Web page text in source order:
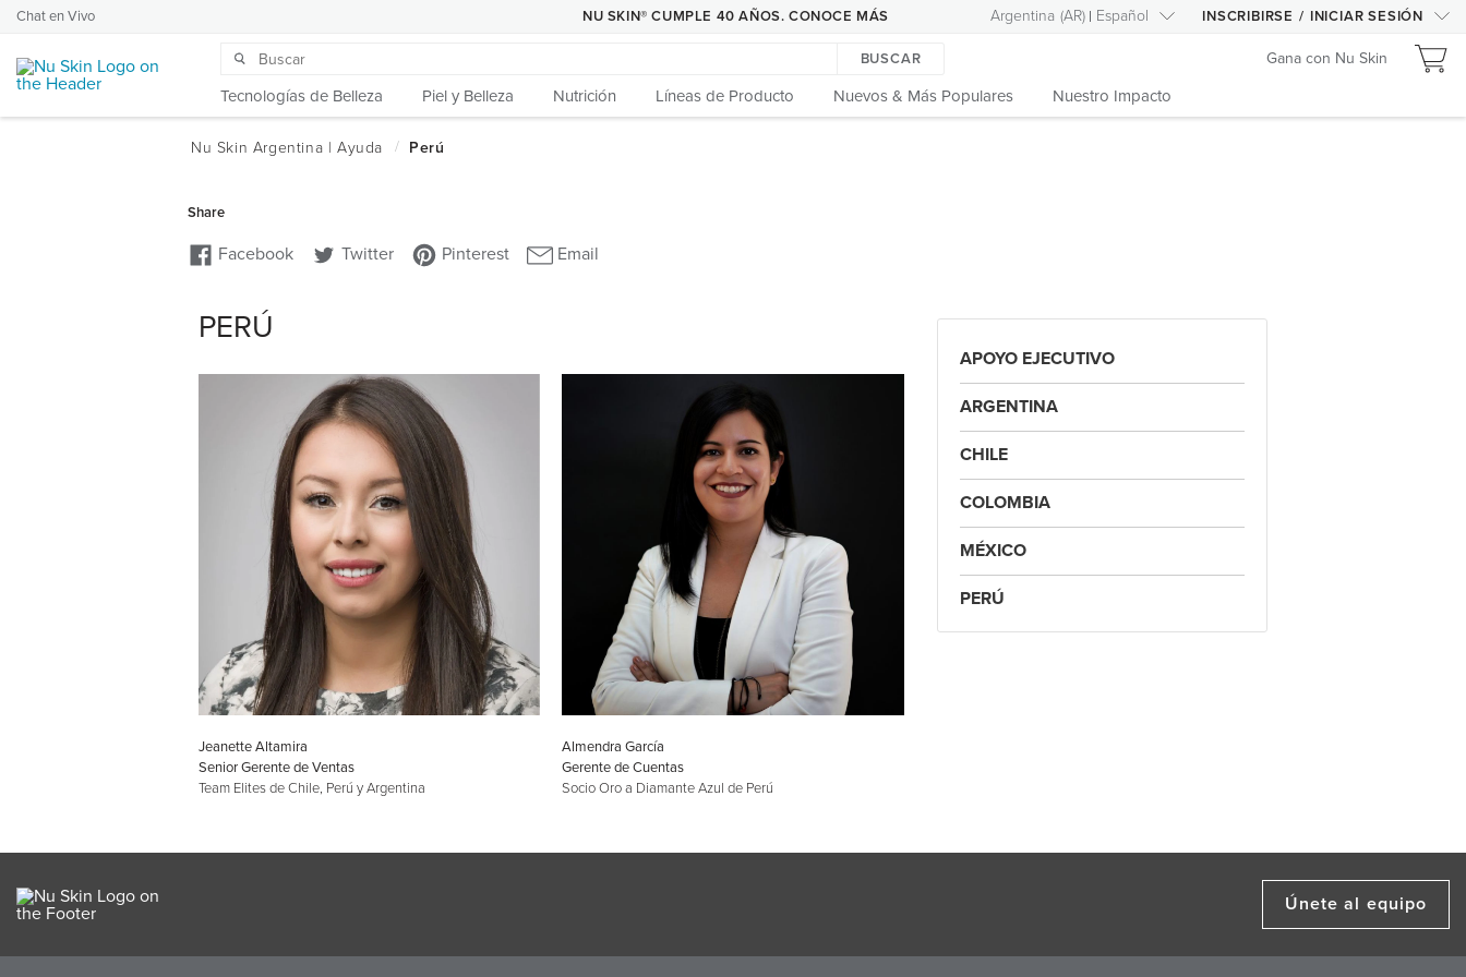
Chat en Vivo NU SKIN® CUMPLE 40 AÑOS. CONOCE MÁS Argentina (AR) Español INSCRIBIRSE / INICIAR SESIÓN
BUSCAR
Tecnologías de Belleza Piel y Belleza Nutrición Líneas de Producto Nuevos & Más Populares Nuestro Impacto
Gana con Nu Skin
PERÚ
Jeanette Altamira
Senior Gerente de Ventas
Team Elites de Chile, Perú y Argentina
Almendra García
Gerente de Cuentas
Socio Oro a Diamante Azul de Perú
APOYO EJECUTIVO
ARGENTINA
CHILE
COLOMBIA
MÉXICO
PERÚ
Únete al equipo